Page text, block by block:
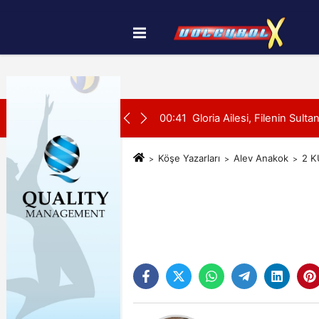
İletişim Çerez Politikası
SON DAKİKA: 00:41 Gloria Ailesi, Filenin
Köşe Yazarları Alev Anakok 2